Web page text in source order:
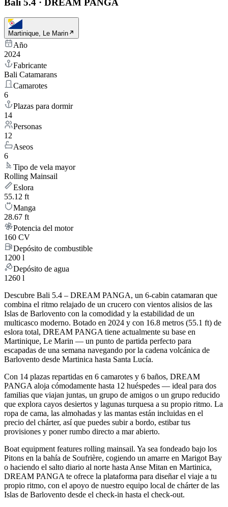
Bali 5.4 · DREAM PANGA
Martinique, Le Marin
Año
2024
Fabricante
Bali Catamarans
Camarotes
6
Plazas para dormir
14
Personas
12
Aseos
6
Tipo de vela mayor
Rolling Mainsail
Eslora
55.12 ft
Manga
28.67 ft
Potencia del motor
160 CV
Depósito de combustible
1200 l
Depósito de agua
1260 l
Descubre Bali 5.4 – DREAM PANGA, un 6-cabin catamaran que
combina el ritmo relajado de un crucero con vientos alisios de las
Islas de Barlovento con la comodidad y la estabilidad de un
multicasco moderno. Botado en 2024 y con 16.8 metros (55.1 ft) de
eslora total, DREAM PANGA tiene actualmente su base en
Martinique, Le Marin — un punto de partida perfecto para
escapadas de una semana navegando por la cadena volcánica de
Barlovento desde Martinica hasta Santa Lucía.
Con 14 plazas repartidas en 6 camarotes y 6 baños, DREAM
PANGA aloja cómodamente hasta 12 huéspedes — ideal para dos
familias que viajan juntas, un grupo de amigos o un grupo reducido
que explora cayos desiertos y lagunas turquesa a su propio ritmo. La
ropa de cama, las almohadas y las mantas están incluidas en el
precio del chárter, así que puedes subir a bordo, estibar tus
provisiones y poner rumbo directo a mar abierto.
Boat equipment features rolling mainsail. Ya sea fondeado bajo los
Pitons en la bahía de Soufrière, cogiendo un amarre en Marigot Bay
o haciendo el salto diario al norte hasta Anse Mitan en Martinica,
DREAM PANGA te ofrece la plataforma para diseñar el viaje a tu
propio ritmo, con el apoyo de nuestro equipo local de chárter de las
Islas de Barlovento desde el check-in hasta el check-out.